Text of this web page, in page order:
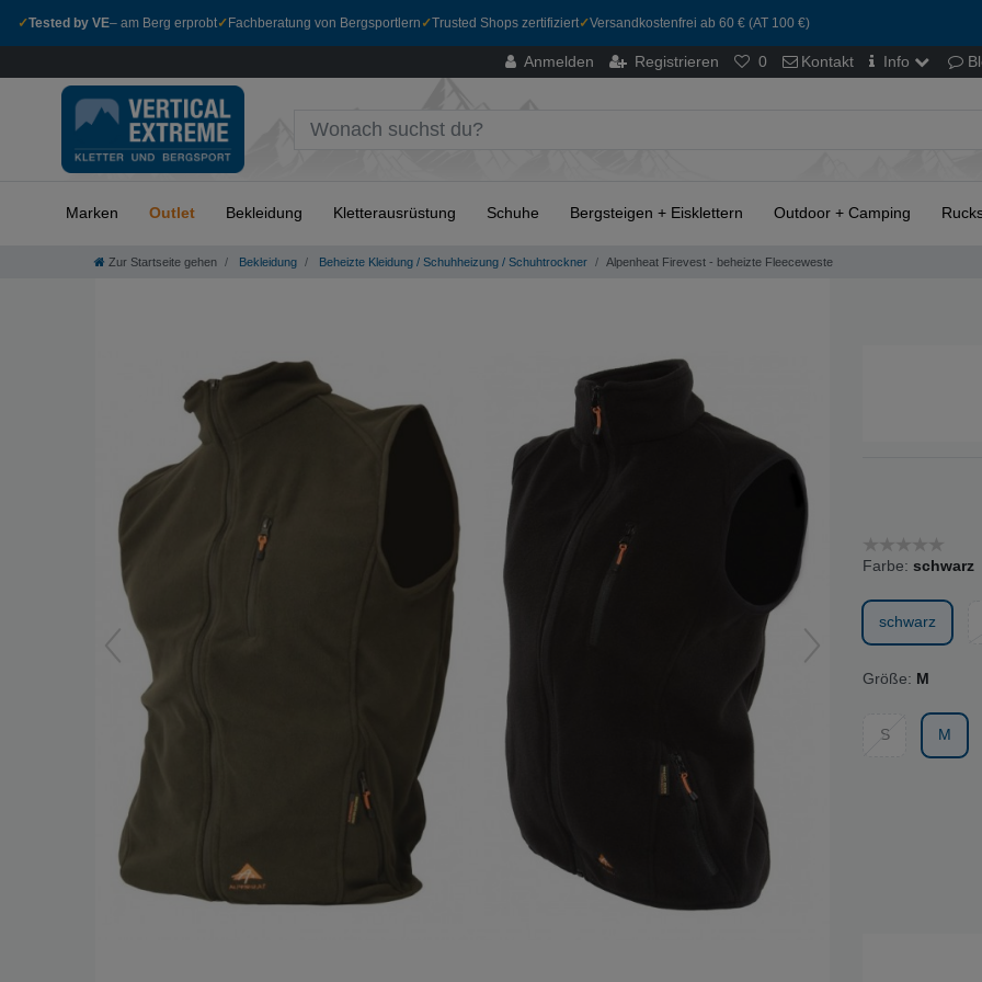
✓Tested by VE– am Berg erprobt✓ Fachberatung von Bergsportlern ✓Trusted Shops zertifiziert✓Versandkostenfrei ab 60 € (AT 100 €)
Anmelden Registrieren 0 Kontakt Info
Marken Outlet Bekleidung Kletterausrüstung Schuhe Bergsteigen + Eisklettern Outdoor + Camping
Zur Startseite gehen Bekleidung Beheizte Kleidung / Schuhheizung / Schuhtrockner Alpenheat Firevest - beheizte Fleeceweste
Farbe: schwarz
schwarz
Größe: M
S M